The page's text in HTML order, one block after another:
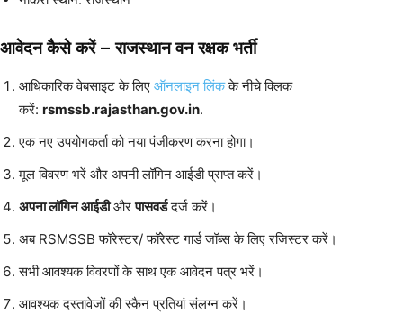
आवेदन कैसे करें– राजस्थान वन रक्षक भर्ती
आधिकारिक वेबसाइट के लिए ऑनलाइन लिंकके नीचे क्लिक
करें: rsmssb.rajasthan.gov.in.
एक नए उपयोगकर्ता को नया पंजीकरण करना होगा।
मूल विवरण भरें और अपनी लॉगिन आईडी प्राप्त करें।
अपना लॉगिन आईडीऔरपासवर्डदर्ज करें।
अब RSMSSB फॉरेस्टर/ फॉरेस्ट गार्ड जॉब्स के लिए रजिस्टर करें।
सभी आवश्यक विवरणों के साथ एक आवेदन पत्र भरें।
आवश्यक दस्तावेजों की स्कैन प्रतियां संलग्न करें।